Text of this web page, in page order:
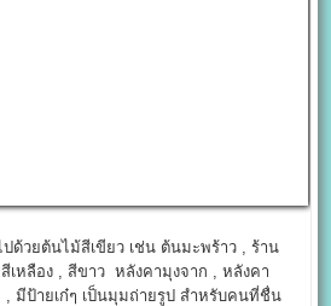
วยต้นไม้สีเขียว เช่น ต้นมะพร้าว , ร้าน
เหลือง , สีขาว หลังคามุงจาก , หลังคา
, มีป้ายเก๋ๆ เป็นมุมถ่ายรูป สำหรับคนที่ชื่น